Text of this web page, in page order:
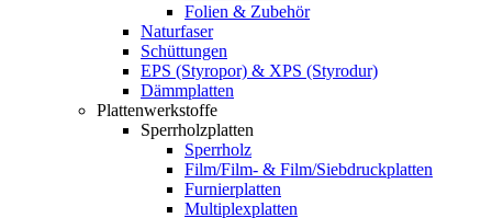
Folien & Zubehör
Naturfaser
Schüttungen
EPS (Styropor) & XPS (Styrodur)
Dämmplatten
Plattenwerkstoffe
Sperrholzplatten
Sperrholz
Film/Film- & Film/Siebdruckplatten
Furnierplatten
Multiplexplatten